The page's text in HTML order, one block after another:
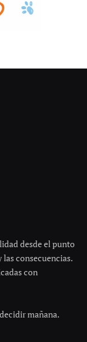
desde el punto
consecuencias.
con
mañana.